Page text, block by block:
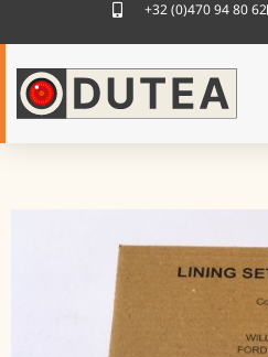
+32 (0)470 94 80 62